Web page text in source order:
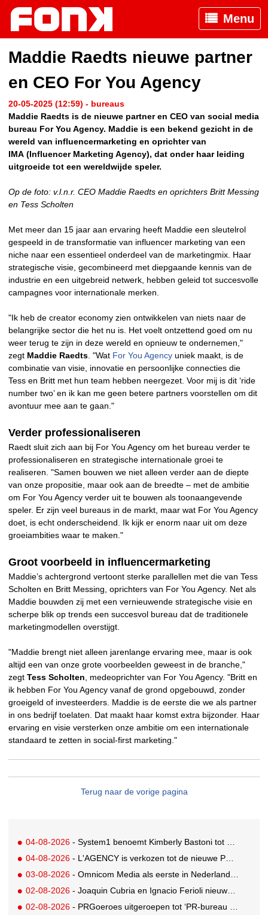
Menu
Maddie Raedts nieuwe partner
en CEO For You Agency
20-05-2025 (12:59) - bureaus
Maddie Raedts is de nieuwe partner en CEO van social media
bureau For You Agency. Maddie is een bekend gezicht in de
wereld van influencermarketing en oprichter van
IMA (Influencer Marketing Agency), dat onder haar leiding
uitgroeide tot een wereldwijde speler.
Op de foto: v.l.n.r. CEO Maddie Raedts en oprichters Britt Messing
en Tess Scholten
Met meer dan 15 jaar aan ervaring heeft Maddie een sleutelrol
gespeeld in de transformatie van influencer marketing van een
niche naar een essentieel onderdeel van de marketingmix. Haar
strategische visie, gecombineerd met diepgaande kennis van de
industrie en een uitgebreid netwerk, hebben geleid tot succesvolle
campagnes voor internationale merken.
"Ik heb de creator economy zien ontwikkelen van niets naar de
belangrijke sector die het nu is. Het voelt ontzettend goed om nu
weer terug te zijn in deze wereld en opnieuw te ondernemen,"
zegt Maddie Raedts . "Wat For You Agency uniek maakt, is de
combinatie van visie, innovatie en persoonlijke connecties die
Tess en Britt met hun team hebben neergezet. Voor mij is dit ‘ride
number two’ en ik kan me geen betere partners voorstellen om dit
avontuur mee aan te gaan."
Verder professionaliseren
Raedt sluit zich aan bij For You Agency om het bureau verder te
professionaliseren en strategische internationale groei te
realiseren. "Samen bouwen we niet alleen verder aan de diepte
van onze propositie, maar ook aan de breedte – met de ambitie
om For You Agency verder uit te bouwen als toonaangevende
speler. Er zijn veel bureaus in de markt, maar wat For You Agency
doet, is echt onderscheidend. Ik kijk er enorm naar uit om deze
groeiambities waar te maken."
Groot voorbeeld in influencermarketing
Maddie’s achtergrond vertoont sterke parallellen met die van Tess
Scholten en Britt Messing, oprichters van For You Agency. Net als
Maddie bouwden zij met een vernieuwende strategische visie en
scherpe blik op trends een succesvol bureau dat de traditionele
marketingmodellen overstijgt.
"Maddie brengt niet alleen jarenlange ervaring mee, maar is ook
altijd een van onze grote voorbeelden geweest in de branche,"
zegt Tess Scholten , medeoprichter van For You Agency. "Britt en
ik hebben For You Agency vanaf de grond opgebouwd, zonder
groeigeld of investeerders. Maddie is de eerste die we als partner
in ons bedrijf toelaten. Dat maakt haar komst extra bijzonder. Haar
ervaring en visie versterken onze ambitie om een internationale
standaard te zetten in social-first marketing."
Terug naar de vorige pagina
04-08-2026 - System1 benoemt Kimberly Bastoni tot Gobal Chief Commercial Officer
04-08-2026 - L'AGENCY is verkozen tot de nieuwe PR-partner van KoRo
03-08-2026 - Omnicom Media als eerste in Nederland actief met advertenties in ChatGPT
02-08-2026 - Joaquin Cubria en Ignacio Ferioli nieuwe Global CCO’s GUT, Renata Neumann Global Head of Production
02-08-2026 - PRGoeroes uitgeroepen tot ‘PR-bureau van het jaar 2026’